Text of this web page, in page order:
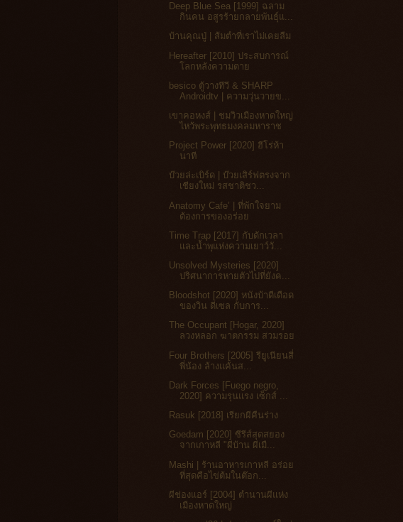
Deep Blue Sea [1999] ฉลาม
กินคน อสูรร้ายกลายพันธุ์แ...
บ้านคุณปู่ | ส้มตำที่เราไม่เคยลืม
Hereafter [2010] ประสบการณ์
โลกหลังความตาย
besico ตู้วางทีวี & SHARP
Androidtv | ความวุ่นวายข...
เขาคอหงส์ | ชมวิวเมืองหาดใหญ่
ไหว้พระพุทธมงคลมหาราช
Project Power [2020] ฮีโร่ห้า
นาที
บ๊วยล่ะเบิร์ด | บ๊วยเสิร์ฟตรงจาก
เชียงใหม่ รสชาติชว...
Anatomy Cafe’ | ที่พักใจยาม
ต้องการของอร่อย
Time Trap [2017] กับดักเวลา
และน้ำพุแห่งความเยาว์วั...
Unsolved Mysteries [2020]
ปริศนาการหายตัวไปที่ยังค...
Bloodshot [2020] หนังบ้าดีเดือด
ของวิน ดีเซล กับการ...
The Occupant [Hogar, 2020]
ลวงหลอก ฆาตกรรม สวมรอย
Four Brothers [2005] รียูเนียนสี่
พี่น้อง ล้างแค้นส...
Dark Forces [Fuego negro,
2020] ความรุนแรง เซ็กส์ ...
Rasuk [2018] เรียกผีคืนร่าง
Goedam [2020] ซีรีส์สุดสยอง
จากเกาหลี "ผีบ้าน ผีเมื...
Mashi | ร้านอาหารเกาหลี อร่อย
ที่สุดคือไข่ต้มในต๊อก...
ผีช่องแอร์ [2004] ตำนานผีแห่ง
เมืองหาดใหญ่